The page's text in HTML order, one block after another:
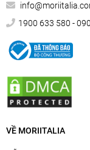
1900 633 580 -
VỀ MORIITALIA